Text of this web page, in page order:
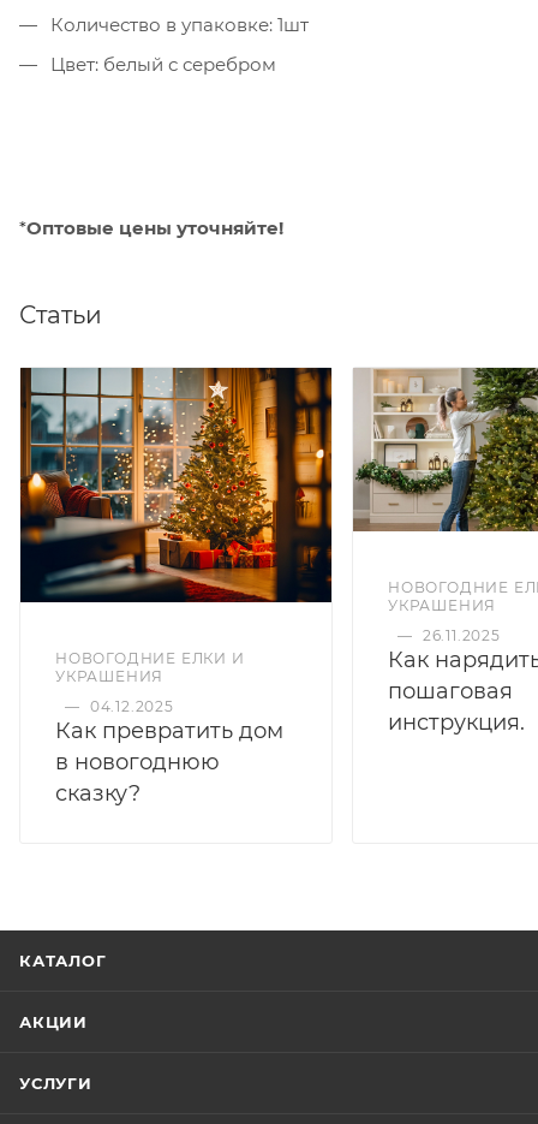
Количество в упаковке: 1шт
Цвет: белый с серебром
*Оптовые цены уточняйте!
Статьи
НОВОГОДНИЕ ЕЛКИ И
УКРАШЕНИЯ
— 04.12.2025
Как превратить дом
в новогоднюю
сказку?
НОВОГОДНИЕ
УКРАШЕНИЯ
— 26.11.2025
Как
пошаговая
инструкция.
КАТАЛОГ
АКЦИИ
УСЛУГИ